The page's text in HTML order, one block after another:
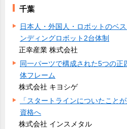
千葉
日本人・外国人・ロボットのベ
ンディングロボット2台体制
正幸産業 株式会社
同一パーツで構成された5つの正
体フレーム
株式会社 キヨシゲ
「スタートラインについたこと
資格へ
株式会社 インスメタル